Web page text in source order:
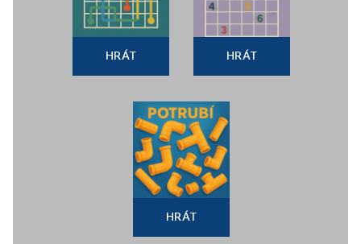
HRÁT HRÁT
HRÁT